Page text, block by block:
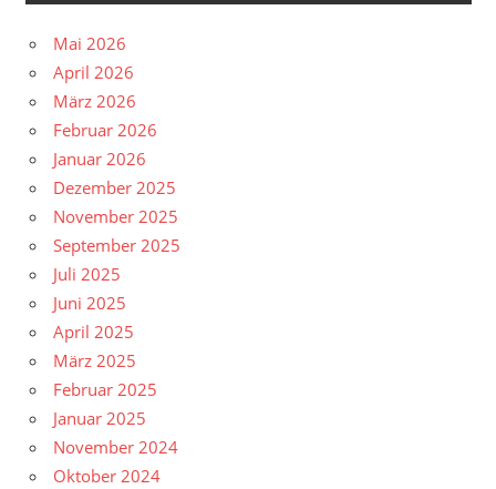
Mai 2026
April 2026
März 2026
Februar 2026
Januar 2026
Dezember 2025
November 2025
September 2025
Juli 2025
Juni 2025
April 2025
März 2025
Februar 2025
Januar 2025
November 2024
Oktober 2024